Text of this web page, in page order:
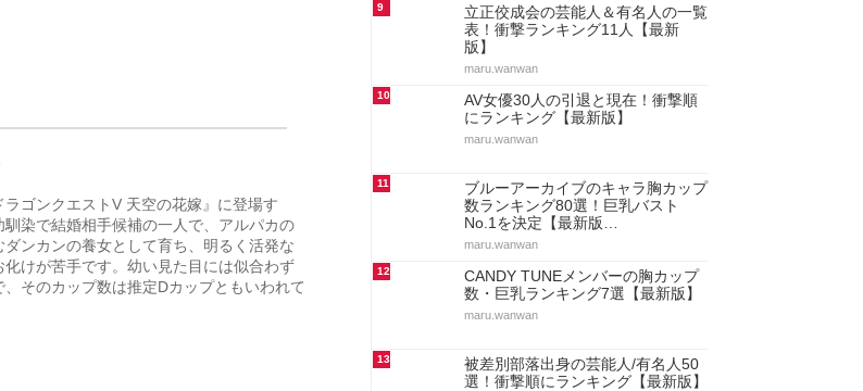
ラゴンクエストV 天空の花嫁』に登場す
馴染で結婚相手候補の一人で、アルパカの
ダンカンの養女として育ち、明るく活発な
化けが苦手です。幼い見た目には似合わず
、そのカップ数は推定Dカップともいわれて
9
立正佼成会の芸能人＆有名人の一覧
表！衝撃ランキング11人【最新
版】
maru.wanwan
10
AV女優30人の引退と現在！衝撃順
にランキング【最新版】
maru.wanwan
11
ブルーアーカイブのキャラ胸カップ
数ランキング80選！巨乳バスト
No.1を決定【最新版…
maru.wanwan
12
CANDY TUNEメンバーの胸カップ
数・巨乳ランキング7選【最新版】
maru.wanwan
13
被差別部落出身の芸能人/有名人50
選！衝撃順にランキング【最新版】